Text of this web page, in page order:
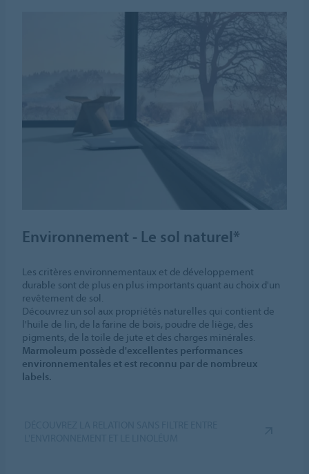
Environnement - Le sol naturel*
Les critères environnementaux et de développement
durable sont de plus en plus importants quant au choix d'un
revêtement de sol.
Découvrez un sol aux propriétés naturelles qui contient de
l'huile de lin, de la farine de bois, poudre de liège, des
pigments, de la toile de jute et des charges minérales.
Marmoleum possède d'excellentes performances
environnementales et est reconnu par de nombreux
labels.